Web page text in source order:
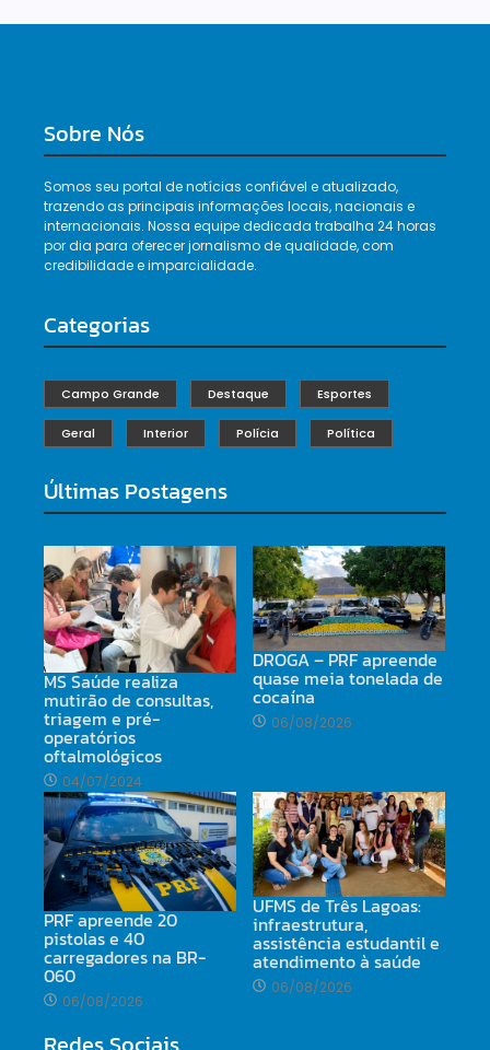
Sobre Nós
Somos seu portal de notícias confiável e atualizado,
trazendo as principais informações locais, nacionais e
internacionais. Nossa equipe dedicada trabalha 24 horas
por dia para oferecer jornalismo de qualidade, com
credibilidade e imparcialidade.
Categorias
Campo Grande Destaque Esportes
Geral Interior Polícia Política
Últimas Postagens
MS Saúde realiza
mutirão de consultas,
triagem e pré-
operatórios
oftalmológicos
04/07/2024
DROGA – PRF apreende
quase meia tonelada de
cocaína
06/08/2026
PRF apreende 20
pistolas e 40
carregadores na BR-
060
06/08/2026
UFMS de Três Lagoas:
infraestrutura,
assistência estudantil e
atendimento à saúde
06/08/2026